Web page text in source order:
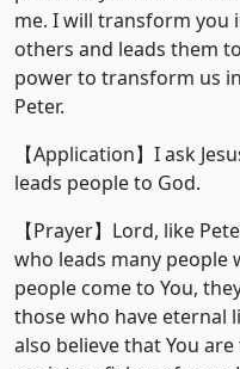
me. I will transform you
others and leads them
power to transform us
Peter.
【Application】I ask
leads people to God.
【Prayer】Lord, like
who leads many people
people come to You,
those who have eternal
also believe that You